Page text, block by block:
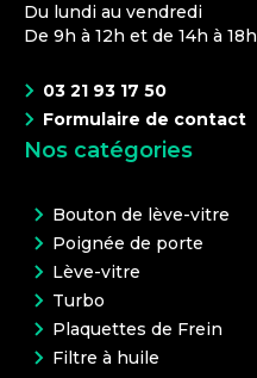
Du lundi au vendredi
De 9h à 12h et de 14h à 18h
03 21 93 17 50
Formulaire de contact
Nos catégories
Bouton de lève-vitre
Poignée de porte
Lève-vitre
Turbo
Plaquettes de Frein
Filtre à huile